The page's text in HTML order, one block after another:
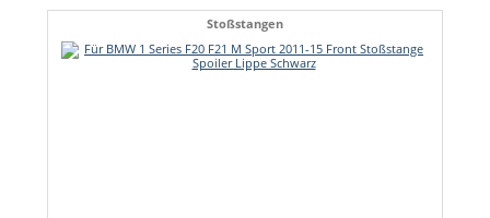
Stoßstangen